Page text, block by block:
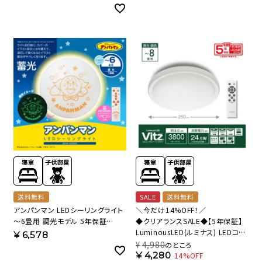
送料無料
アンパンマン LEDシーリングライト
～6畳用 調光モデル 5年保証
AP40-A06DX【SH】
¥6,578
SALE 送料無料
＼今だけ14%OFF！／
◆クリアランスSALE◆【5年保証】
LuminousLED(ルミナス) LEDコン
パクトシーリングライト Vitz(ヴィッ
ツ) ～8畳用 調光調色モデル
¥4,980のところ
¥4,280 14%OFF